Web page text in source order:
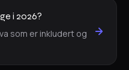
i 2026?
som er inkludert og